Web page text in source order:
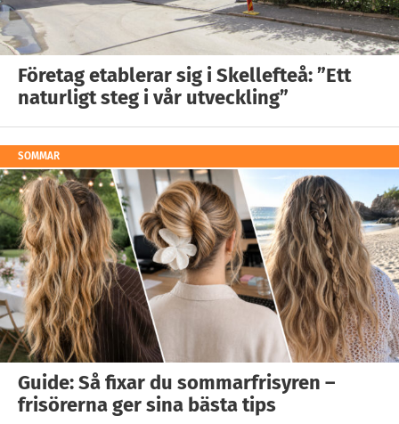
Företag etablerar sig i Skellefteå: ”Ett
naturligt steg i vår utveckling”
SOMMAR
Guide: Så fixar du sommarfrisyren –
frisörerna ger sina bästa tips